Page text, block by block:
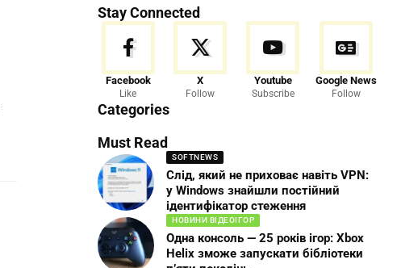
Stay Connected
Facebook
Like
X
Follow
Youtube
Subscribe
Google News
Follow
Categories
Must Read
SOFTNEWS
Слід, який не приховає навіть VPN:
у Windows знайшли постійний
ідентифікатор стеження
НОВИНИ ВІДЕОІГОР
Одна консоль — 25 років ігор: Xbox
Helix зможе запускати бібліотеки